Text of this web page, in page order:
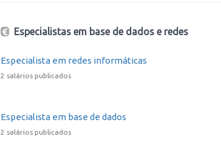
Especialistas em base de dados e redes
Especialista em redes informáticas
2 salários publicados
Especialista em base de dados
2 salários publicados